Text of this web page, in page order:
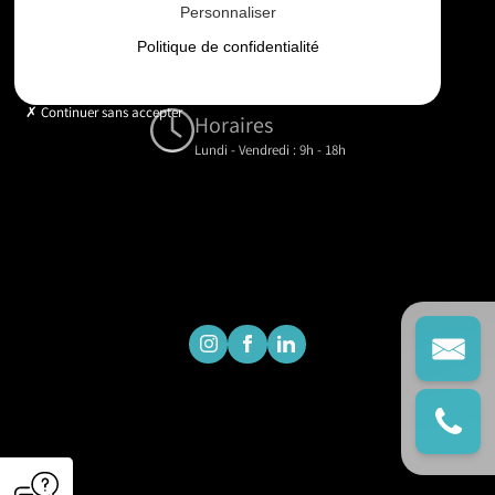
contact@gd-drones-services.fr
Horaires
Lundi - Vendredi : 9h - 18h
Personnaliser
Politique de confidentialité
Continuer sans accepter